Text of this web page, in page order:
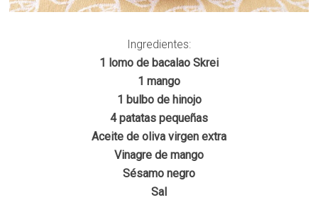
Ingredientes:
1 lomo de bacalao Skrei
1 mango
1 bulbo de hinojo
4 patatas pequeñas
Aceite de oliva virgen extra
Vinagre de mango
Sésamo negro
Sal